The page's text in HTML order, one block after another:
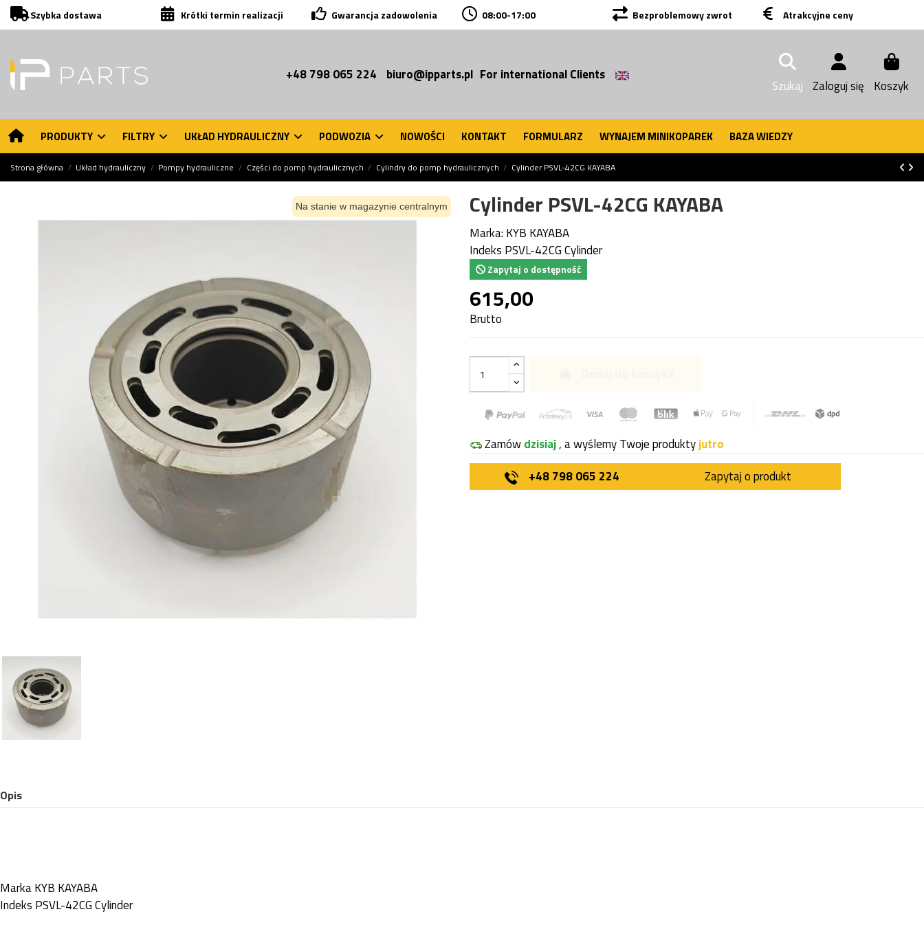
Szybka dostawa Krótki termin realizacji Gwarancja zadowolenia 08:00-17:00 Bezproblemowy zwrot Atrakcyjne ceny
+48 798 065 224 biuro@ipparts.pl For international Clients
Szukaj Zaloguj się Koszyk
PRODUKTY FILTRY UKŁAD HYDRAULICZNY PODWOZIA NOWOŚCI KONTAKT FORMULARZ WYNAJEM MINIKOPAREK BAZA WIEDZY
Strona główna Układ hydrauliczny Pompy hydrauliczne Części do pomp hydraulicznych Cylindry do pomp hydraulicznych Cylinder PSVL-42CG KAYABA
Na stanie w magazynie centralnym Cylinder PSVL-42CG KAYABA
Marka: KYB KAYABA
Indeks PSVL-42CG Cylinder
Zapytaj o dostępność
615,00
Brutto
Zamówdzisiaj, a wyślemy Twoje produktyjutro
+48 798 065 224
Zapytaj o produkt
Opis
MarkaKYB KAYABA
Indeks PSVL-42CG Cylinder